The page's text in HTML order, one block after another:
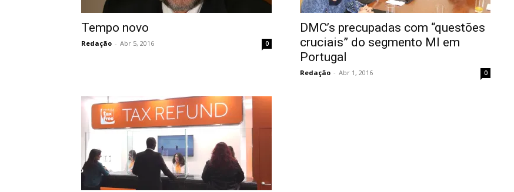
Tempo novo
Redação - Abr 5, 2016 0
DMC’s precupadas com “questões
cruciais” do segmento MI em
Portugal
Redação - Abr 1, 2016 0